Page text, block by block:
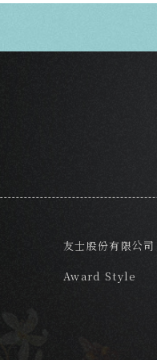
友士股份有限公司
Award Style